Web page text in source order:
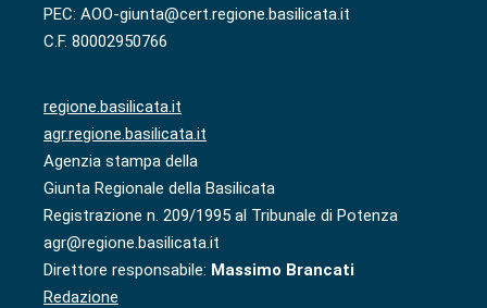
PEC: AOO-giunta@cert.regione.basilicata.it
C.F. 80002950766
regione.basilicata.it
agr.regione.basilicata.it
Agenzia stampa della
Giunta Regionale della Basilicata
Registrazione n. 209/1995 al Tribunale di Potenza
agr@regione.basilicata.it
Direttore responsabile: Massimo Brancati
Redazione